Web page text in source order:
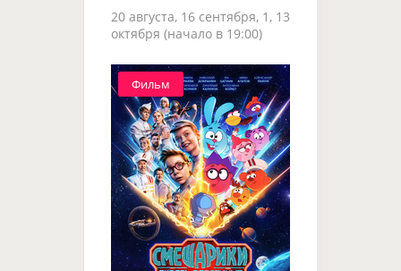
20 августа, 16 сентября, 1, 13
октября (начало в 19:00)
Фильм